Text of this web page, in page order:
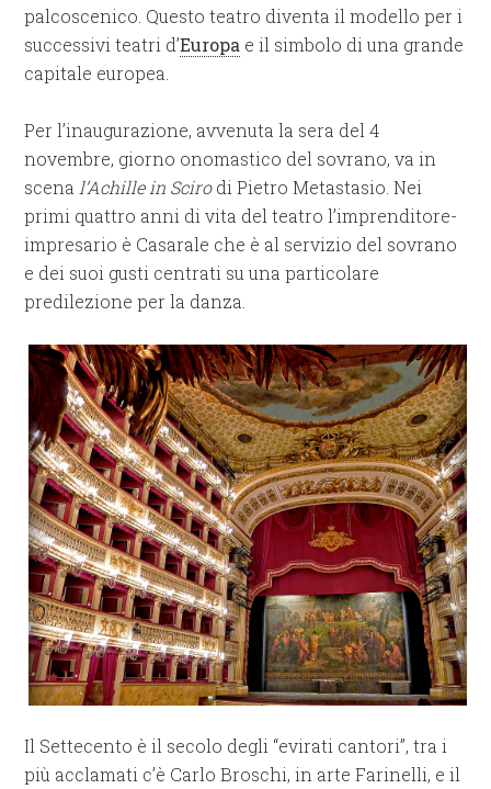
palcoscenico. Questo teatro diventa il modello per i
successivi teatri d’Europa e il simbolo di una grande
capitale europea.
Per l’inaugurazione, avvenuta la sera del 4
novembre, giorno onomastico del sovrano, va in
scena l’Achille in Scirodi Pietro Metastasio. Nei
primi quattro anni di vita del teatro l’imprenditore-
impresario è Casarale che è al servizio del sovrano
e dei suoi gusti centrati su una particolare
predilezione per la danza.
Il Settecento è il secolo degli “evirati cantori”, tra i
più acclamati c’è Carlo Broschi, in arte Farinelli, e il